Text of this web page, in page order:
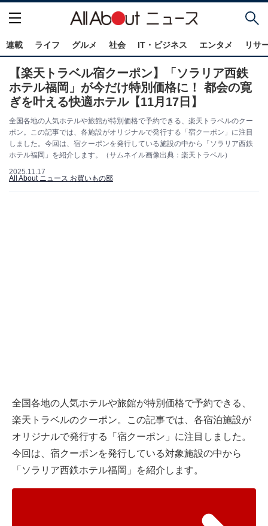
連載 ライフ グルメ 社会 IT・ビジネス エンタメ リサ
【楽天トラベル宿クーポン】「ソラリア西鉄
ホテル福岡」が今だけ特別価格に！ 都会の寛
ぎを叶える快適ホテル【11月17日】
全国各地の人気ホテルや旅館が特別価格で予約できる、楽天トラベルのクー
ポン。この記事では、各施設がオリジナルで発行する「宿クーポン」に注目
しました。今回は、宿クーポンを発行している施設の中から「ソラリア西鉄
ホテル福岡」を紹介します。（サムネイル画像出典：楽天トラベル）
2025.11.17
All About ニュース お買いもの部
全国各地の人気ホテルや旅館が特別価格で予約できる、
楽天トラベルのクーポン。この記事では、各宿泊施設が
オリジナルで発行する「宿クーポン」に注目しました。
今回は、宿クーポンを発行している対象施設の中から
「ソラリア西鉄ホテル福岡」を紹介します。